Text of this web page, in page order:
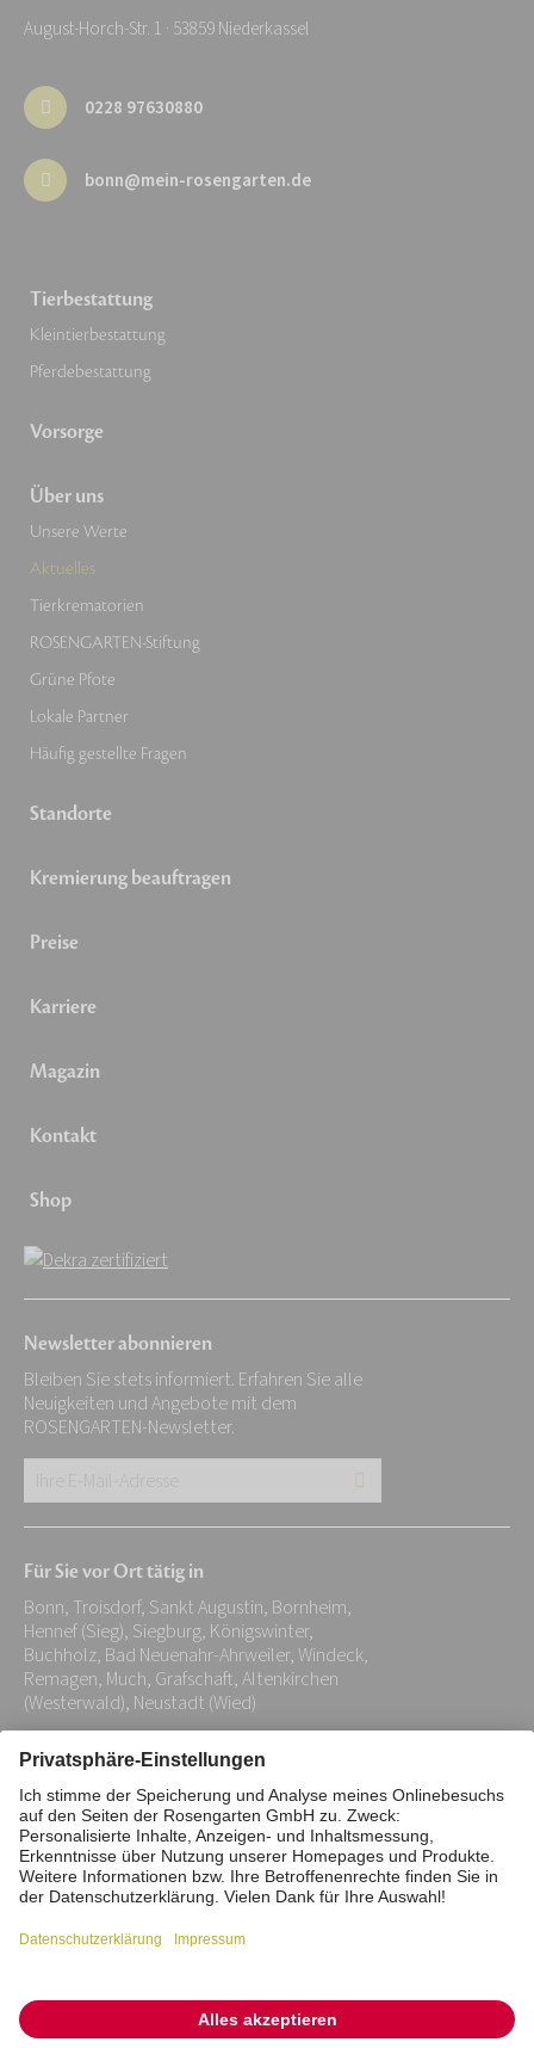
August-Horch-Str. 1 · 53859 Niederkassel
0228 97630880
bonn@mein-rosengarten.de
Tierbestattung
Kleintierbestattung
Pferdebestattung
Vorsorge
Über uns
Unsere Werte
Aktuelles
Tierkrematorien
ROSENGARTEN-Stiftung
Grüne Pfote
Lokale Partner
Häufig gestellte Fragen
Standorte
Kremierung beauftragen
Preise
Karriere
Magazin
Kontakt
Shop
Newsletter abonnieren
Bleiben Sie stets informiert. Erfahren Sie alle
Neuigkeiten und Angebote mit dem
ROSENGARTEN-Newsletter.
Adresse:
*
Für Sie vor Ort tätig in
Bonn, Troisdorf, Sankt Augustin, Bornheim,
Hennef (Sieg), Siegburg, Königswinter,
Buchholz, Bad Neuenahr-Ahrweiler, Windeck,
Remagen, Much, Grafschaft, Altenkirchen
(Westerwald), Neustadt (Wied)
Impressum Datenschutz
Stiftung
Interne Meldestelle
Zahlungsmittel
Barrierefreiheitserklärung
Vertrag widerrufen